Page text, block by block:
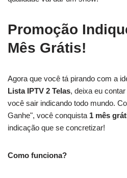
Promoção
Mês Grátis!
Agora que você tá pirando com a
Lista IPTV 2 Telas, deixa eu
você sair indicando todo mundo.
Ganhe", você conquista 1 mês
indicação que se concretizar!
Como funciona?